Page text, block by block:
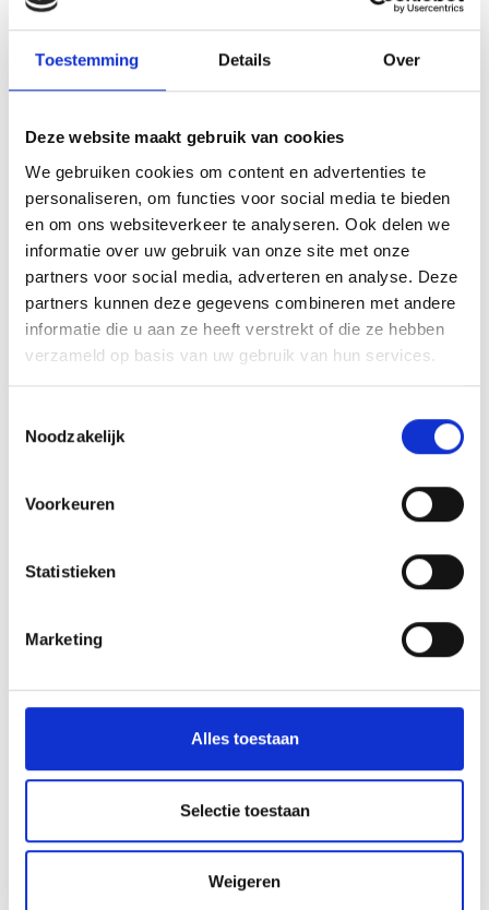
Toestemming Details Over
Deze website maakt gebruik van cookies
We gebruiken cookies om content en advertenties te
personaliseren, om functies voor social media te bieden
en om ons websiteverkeer te analyseren. Ook delen we
informatie over uw gebruik van onze site met onze
partners voor social media, adverteren en analyse. Deze
partners kunnen deze gegevens combineren met andere
informatie die u aan ze heeft verstrekt of die ze hebben
verzameld op basis van uw gebruik van hun services.
Noodzakelijk
Voorkeuren
Statistieken
Marketing
Alles toestaan
Selectie toestaan
Weigeren
Transparante tarieven
Betrouwbaar personeel
Bel nu: 0412-711274
Lees ook eens: